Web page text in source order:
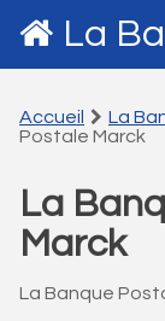
La
Accueil La
Postale Marck
La
Marck
La Banque